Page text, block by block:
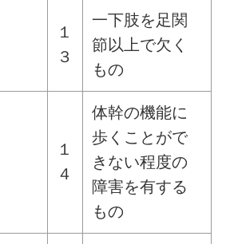
１
３
一下肢を足関
節以上で欠く
もの
１
４
体幹の機能に
歩くことがで
きない程度の
障害を有する
もの